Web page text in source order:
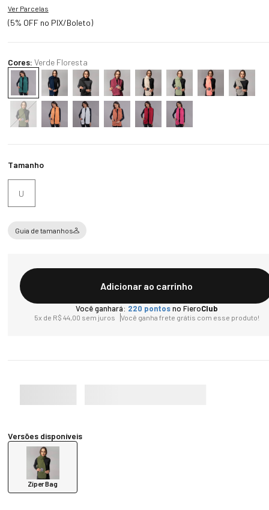
Ver Parcelas
(5% OFF no PIX/Boleto)
Cores: Verde Floresta
Tamanho
U
Guia de tamanhos
Adicionar ao carrinho
Você ganhará: 220 pontosno FieroClub
5x de R$ 44,00 sem juros Você ganha frete grátis com esse produto!
Versões disponíveis
Zíper Bag